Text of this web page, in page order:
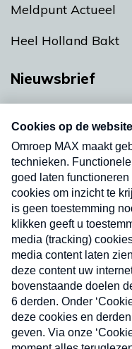
Meldpunt Actueel
Heel Holland Bakt
Nieuwsbrief
Neem hier een
nieuwsbrief. Elke
uw mailbox.
Nieuwsbrief
Neem hier een